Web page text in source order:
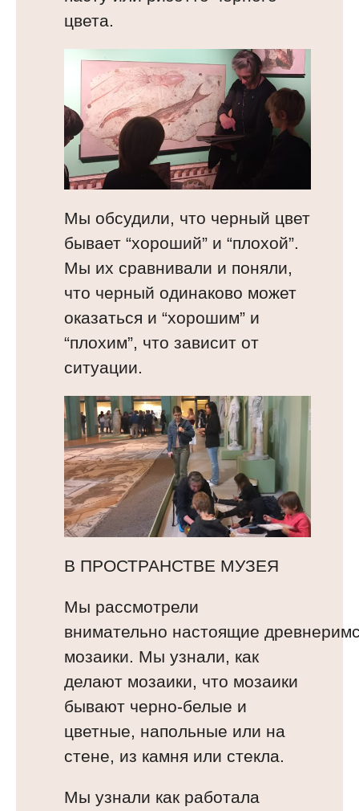
цвета.
Мы обсудили, что черный цвет
бывает “хороший” и “плохой”.
Мы их сравнивали и поняли,
что черный одинаково может
оказаться и “хорошим” и
“плохим”, что зависит от
ситуации.
В ПРОСТРАНСТВЕ МУЗЕЯ
Мы рассмотрели
внимательно настоящие
мозаики. Мы узнали, как
делают мозаики, что мозаики
бывают черно-белые и
цветные, напольные или на
стене, из камня или стекла.
Мы узнали как работала